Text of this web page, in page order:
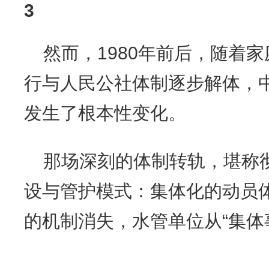
3
然而，1980年前后，随着
行与人民公社体制逐步解体，
发生了根本性变化。
那场深刻的体制转轨，堪称
设与管护模式：集体化的动员
的机制消失，水管单位从“集